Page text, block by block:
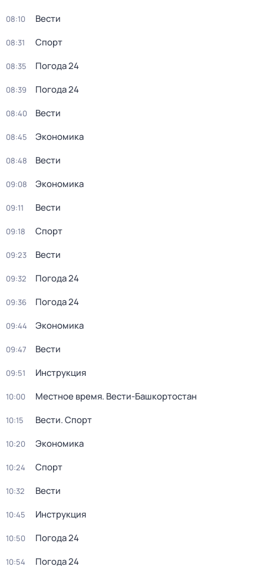
08:10 Вести
08:31 Спорт
08:35 Погода 24
08:39 Погода 24
08:40 Вести
08:45 Экономика
08:48 Вести
09:08 Экономика
09:11 Вести
09:18 Спорт
09:23 Вести
09:32 Погода 24
09:36 Погода 24
09:44 Экономика
09:47 Вести
09:51 Инструкция
10:00 Местное время. Вести-Башкортостан
10:15 Вести. Спорт
10:20 Экономика
10:24 Спорт
10:32 Вести
10:45 Инструкция
10:50 Погода 24
10:54 Погода 24